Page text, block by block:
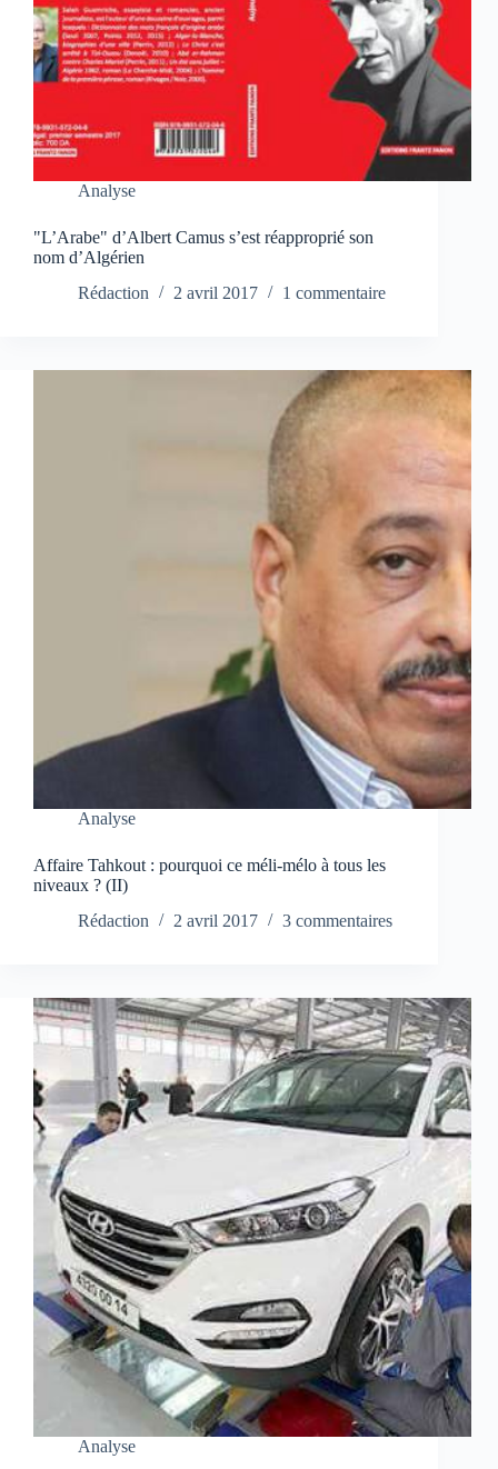
Analyse
"L’Arabe" d’Albert Camus s’est réapproprié son
nom d’Algérien
Rédaction
2 avril 2017 1 commentaire
Analyse
Affaire Tahkout : pourquoi ce méli-mélo à tous les
niveaux ? (II)
Rédaction
2 avril 2017 3 commentaires
Analyse